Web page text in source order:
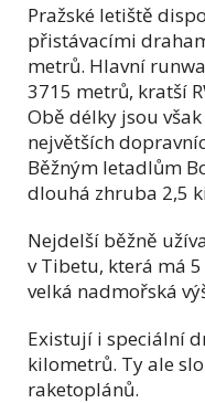
Pražské letiště
přistávacími
metrů. Hlavní
3715 metrů, kratší
Obě délky jsou
největších
Běžným letadlům
dlouhá zhruba 2,5
Nejdelší běžně
v Tibetu, která má
velká nadmořská
Existují i speciální
kilometrů. Ty ale
raketoplánů.